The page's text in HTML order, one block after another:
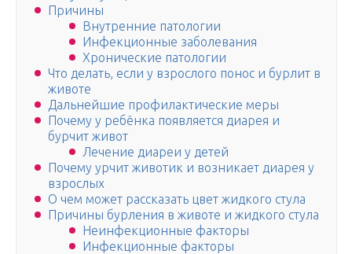
Причины
Внутренние патологии
Инфекционные заболевания
Хронические патологии
Что делать, если у взрослого понос и бурлит в
животе
Дальнейшие профилактические меры
Почему у ребёнка появляется диарея и
бурчит живот
Лечение диареи у детей
Почему урчит животик и возникает диарея у
взрослых
О чем может рассказать цвет жидкого стула
Причины бурления в животе и жидкого стула
Неинфекционные факторы
Инфекционные факторы